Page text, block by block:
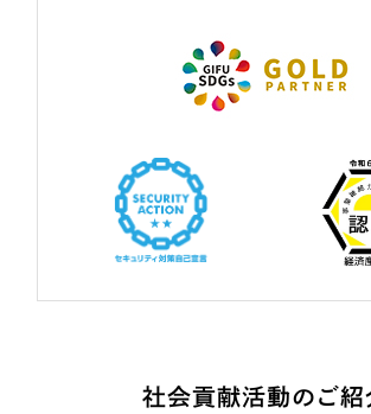
社会貢献活動のご紹